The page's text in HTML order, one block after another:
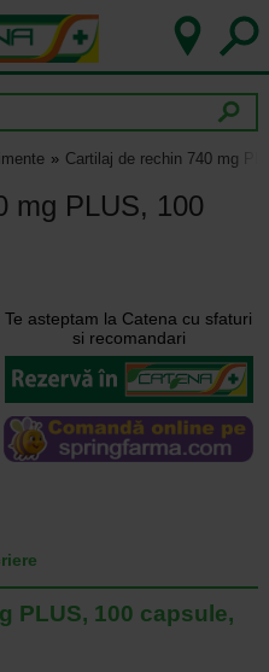
Cartilaj de rechin 740 mg
mg PLUS, 100
Te asteptam la Catena cu sfaturi
si recomandari
PLUS, 100 capsule,